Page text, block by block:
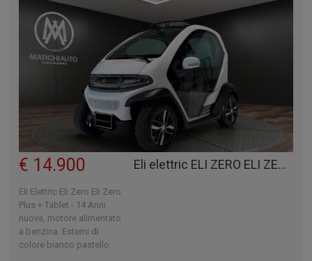
Eli elettric ELI ZERO ELI ZERO PLUS + TABLET - 14 ANNI
€ 14.900
Eli Elettric Eli Zero Eli Zero
Plus + Tablet - 14 Anni
nuova, motore alimentato
a benzina. Esterni di
colore bianco pastello.